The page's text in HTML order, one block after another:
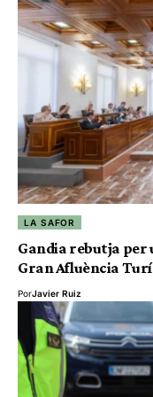
LA SAFOR
Gandia rebutja
Gran Afluència
PorJavier Ruiz